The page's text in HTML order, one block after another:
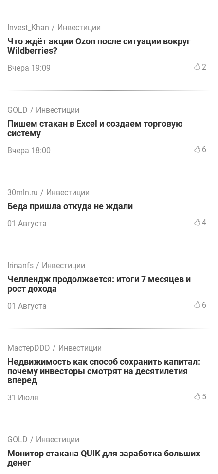
Invest_Khan / Инвестиции
Что ждёт акции Ozon после ситуации вокруг
Wildberries?
Вчера 19:09 2
GOLD / Инвестиции
Пишем стакан в Excel и создаем торговую
систему
Вчера 18:00 6
30mln.ru / Инвестиции
Беда пришла откуда не ждали
01 Августа 4
Irinanfs / Инвестиции
Челлендж продолжается: итоги 7 месяцев и
рост дохода
01 Августа 6
МастерDDD / Инвестиции
Недвижимость как способ сохранить капитал:
почему инвесторы смотрят на десятилетия
вперед
31 Июля 5
GOLD / Инвестиции
Монитор стакана QUIK для заработка больших
денег